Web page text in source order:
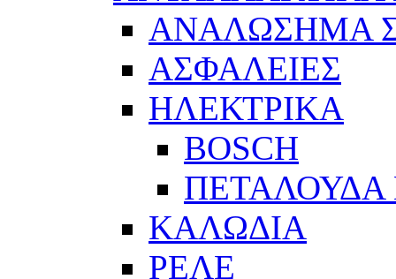
ΑΝΑΛΩΣΗΜΑ
ΑΣΦΑΛΕΙΕΣ
ΗΛΕΚΤΡΙΚΑ
BOSCH
ΠΕΤΑΛΟΥΔΑ
ΚΑΛΩΔΙΑ
ΡΕΛΕ